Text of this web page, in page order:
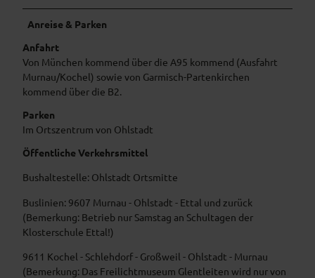
Anreise & Parken
Anfahrt
Von München kommend über die A95 kommend (Ausfahrt
Murnau/Kochel) sowie von Garmisch-Partenkirchen
kommend über die B2.
Parken
Im Ortszentrum von Ohlstadt
Öffentliche Verkehrsmittel
Bushaltestelle: Ohlstadt Ortsmitte
Buslinien: 9607 Murnau - Ohlstadt - Ettal und zurück
(Bemerkung: Betrieb nur Samstag an Schultagen der
Klosterschule Ettal!)
9611 Kochel - Schlehdorf - Großweil - Ohlstadt - Murnau
(Bemerkung: Das Freilichtmuseum Glentleiten wird nur von